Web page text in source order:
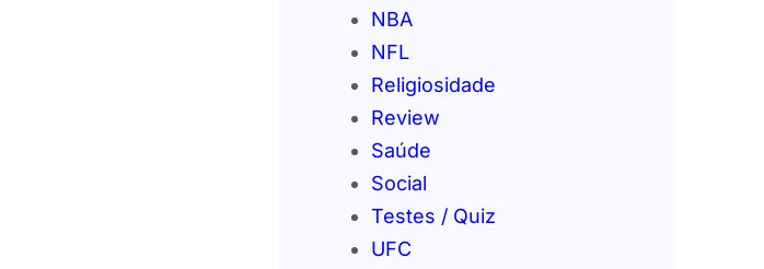
NBA
NFL
Religiosidade
Review
Saúde
Social
Testes / Quiz
UFC